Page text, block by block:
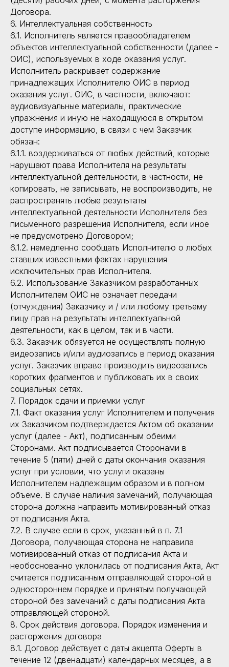
Договора.
6. Интеллектуальная собственность
6.1. Исполнитель является правообладателем
объектов интеллектуальной собственности (далее -
ОИС), используемых в ходе оказания услуг.
Исполнитель раскрывает содержание
принадлежащих Исполнителю ОИС в период
оказания услуг. ОИС, в частности, включают:
аудиовизуальные материалы, практические
упражнения и иную не находящуюся в открытом
доступе информацию, в связи с чем Заказчик
обязан:
6.1.1. воздерживаться от любых действий, которые
нарушают права Исполнителя на результаты
интеллектуальной деятельности, в частности, не
копировать, не записывать, не воспроизводить, не
распространять любые результаты
интеллектуальной деятельности Исполнителя без
письменного разрешения Исполнителя, если иное
не предусмотрено Договором;
6.1.2. немедленно сообщать Исполнителю о любых
ставших известными фактах нарушения
исключительных прав Исполнителя.
6.2. Использование Заказчиком разработанных
Исполнителем ОИС не означает передачи
(отчуждения) Заказчику и / или любому третьему
лицу прав на результаты интеллектуальной
деятельности, как в целом, так и в части.
6.3. Заказчик обязуется не осуществлять полную
видеозапись и/или аудиозапись в период оказания
услуг. Заказчик вправе производить видеозапись
коротких фрагментов и публиковать их в своих
социальных сетях.
7. Порядок сдачи и приемки услуг
7.1. Факт оказания услуг Исполнителем и получения
их Заказчиком подтверждается Актом об оказании
услуг (далее - Акт), подписанным обеими
Сторонами. Акт подписывается Сторонами в
течение 5 (пяти) дней с даты окончания оказания
услуг при условии, что услуги оказаны
Исполнителем надлежащим образом и в полном
объеме. В случае наличия замечаний, получающая
сторона должна направить мотивированный отказ
от подписания Акта.
7.2. В случае если в срок, указанный в п. 7.1
Договора, получающая сторона не направила
мотивированный отказ от подписания Акта и
необоснованно уклонилась от подписания Акта, Акт
считается подписанным отправляющей стороной в
одностороннем порядке и принятым получающей
стороной без замечаний с даты подписания Акта
отправляющей стороной.
8. Срок действия договора. Порядок изменения и
расторжения договора
8.1. Договор действует с даты акцепта Оферты в
течение 12 (двенадцати) календарных месяцев, а в
Курсы
Базовый курс ораторского мастерства от МГИМО
Продвинутый курс ораторского мастерства от МГИМО
Интенсив ораторского мастерства от МГИМО
Онлайн-курс ораторского мастерства
Бесплатный курс ораторского мастерства
Курс актерского мастерства
Корпоративное обучение ораторскому мастерству